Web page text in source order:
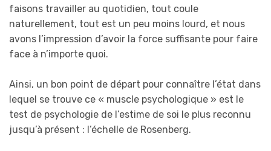
faisons travailler au quotidien, tout coule
naturellement, tout est un peu moins lourd, et nous
avons l’impression d’avoir la force suffisante pour faire
face à n’importe quoi.
Ainsi, un bon point de départ pour connaître l’état dans
lequel se trouve ce « muscle psychologique » est le
test de psychologie de l’estime de soi le plus reconnu
jusqu’à présent : l’échelle de Rosenberg.